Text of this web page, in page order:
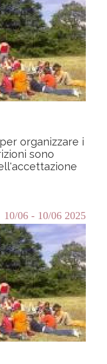
organizzare i
sono
10/06 - 10/06 2025